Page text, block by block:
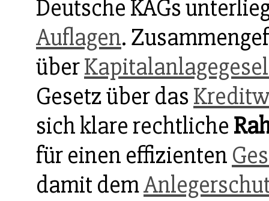
Deutsche KAGs
Auflagen.
über
Gesetz über das
sich klare rechtliche
für einen effizienten
damit dem